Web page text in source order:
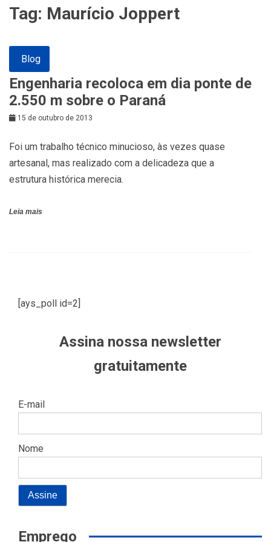
Tag: Maurício Joppert
Blog
Engenharia recoloca em dia ponte de
2.550 m sobre o Paraná
15 de outubro de 2013
Foi um trabalho técnico minucioso, às vezes quase
artesanal, mas realizado com a delicadeza que a
estrutura histórica merecia.
Leia mais
[ays_poll id=2]
Assina nossa newsletter
gratuitamente
E-mail
Nome
Emprego